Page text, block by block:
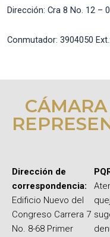
Dirección: Cra 8 No. 12 –
Conmutador: 3904050
Dirección de
correspondencia:
Edificio Nuevo del
Congreso Carrera 7
No. 8-68 Primer